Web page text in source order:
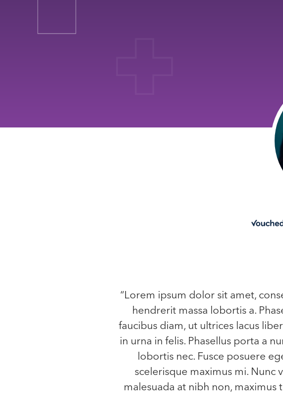
“Lorem ipsum dolor sit amet,
hendrerit massa lobortis a.
faucibus diam, ut ultrices lacus
in urna in felis. Phasellus porta a
lobortis nec. Fusce posuere
scelerisque maximus mi. Nunc
malesuada at nibh non,